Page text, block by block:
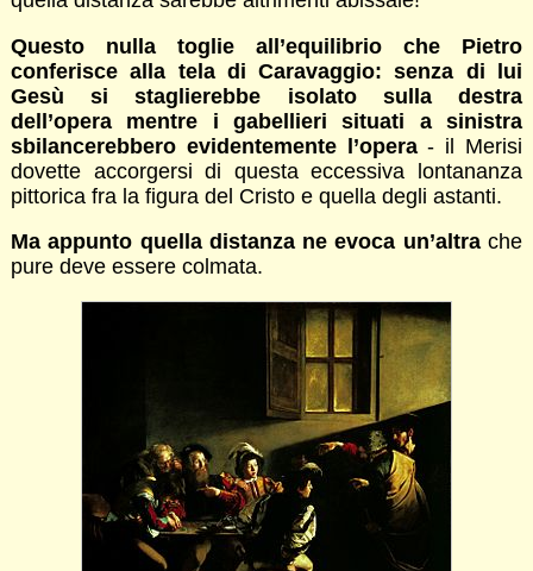
Questo nulla toglie all’equilibrio che Pietro
conferisce alla tela di Caravaggio: senza di lui
Gesù si staglierebbe isolato sulla destra
dell’opera mentre i gabellieri situati a sinistra
sbilancerebbero evidentemente l’opera- il Merisi
dovette accorgersi di questa eccessiva lontananza
pittorica fra la figura del Cristo e quella degli astanti.
Ma appunto quella distanza ne evoca un’altrache
pure deve essere colmata.